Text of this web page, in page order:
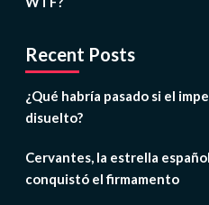
Recent Posts
¿Qué habría pasado si el
disuelto?
Cervantes, la estrella
conquistó el firmamento